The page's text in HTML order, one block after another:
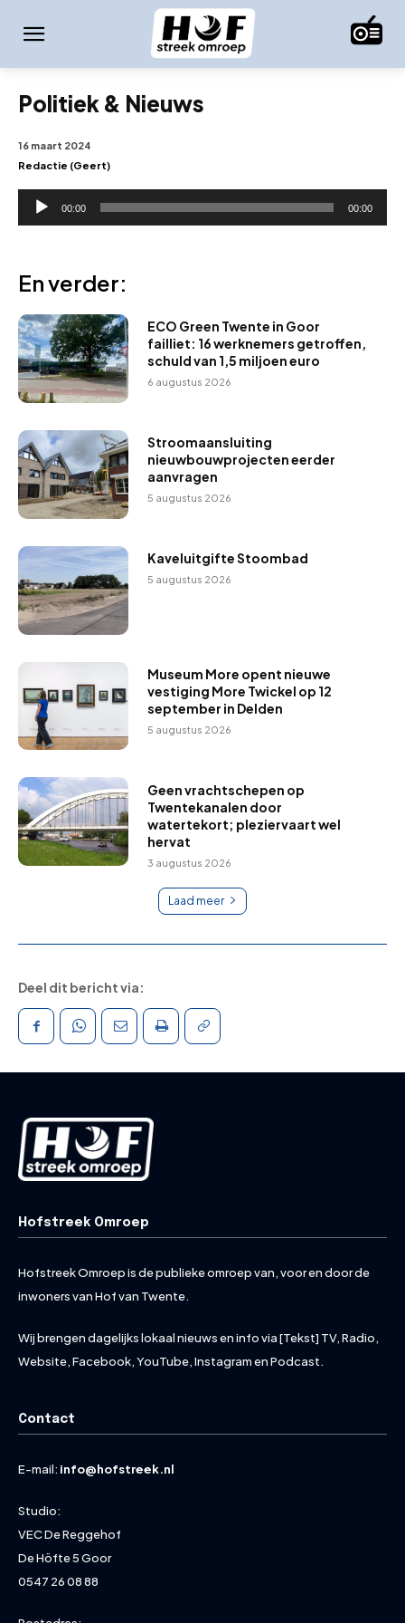
Politiek & Nieuws
16 maart 2024
Redactie (Geert)
u
o
s
p
e
l
r
00:00 00:00
En verder:
ECO Green Twente in Goor
failliet: 16 werknemers getroffen,
schuld van 1,5 miljoen euro
6 augustus 2026
Stroomaansluiting
nieuwbouwprojecten eerder
aanvragen
5 augustus 2026
Kaveluitgifte Stoombad
5 augustus 2026
Museum More opent nieuwe
vestiging More Twickel op 12
september in Delden
5 augustus 2026
Geen vrachtschepen op
Twentekanalen door
watertekort; pleziervaart wel
hervat
3 augustus 2026
Laad meer
Deel dit bericht via:
Hofstreek Omroep
Hofstreek Omroep is de publieke omroep van, voor en door de
inwoners van Hof van Twente.
Wij brengen dagelijks lokaal nieuws en info via [Tekst] TV, Radio,
Website, Facebook, YouTube, Instagram en Podcast.
Contact
E-mail: info@hofstreek.nl
Studio:
VEC De Reggehof
De Höfte 5 Goor
0547 26 08 88